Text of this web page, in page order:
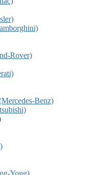
Rover)
Benz)
Yong)